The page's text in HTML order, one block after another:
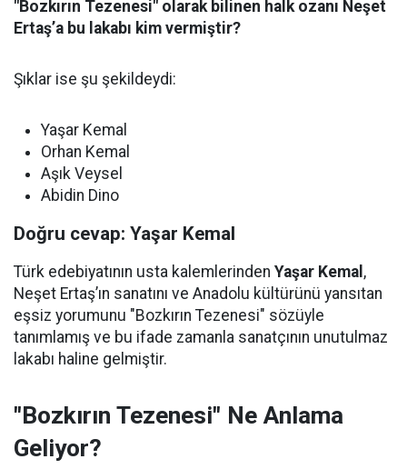
"Bozkırın Tezenesi" olarak bilinen halk ozanı Neşet
Ertaş’a bu lakabı kim vermiştir?
Şıklar ise şu şekildeydi:
Yaşar Kemal
Orhan Kemal
Aşık Veysel
Abidin Dino
Doğru cevap: Yaşar Kemal
Türk edebiyatının usta kalemlerinden Yaşar Kemal ,
Neşet Ertaş’ın sanatını ve Anadolu kültürünü yansıtan
eşsiz yorumunu "Bozkırın Tezenesi" sözüyle
tanımlamış ve bu ifade zamanla sanatçının unutulmaz
lakabı haline gelmiştir.
"Bozkırın Tezenesi" Ne Anlama
Geliyor?